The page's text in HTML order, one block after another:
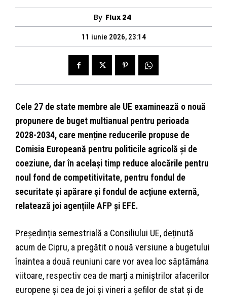
By Flux 24
11 iunie 2026, 23:14
Cele 27 de state membre ale UE examinează o nouă
propunere de buget multianual pentru perioada
2028-2034, care menține reducerile propuse de
Comisia Europeană pentru politicile agricolă și de
coeziune, dar în același timp reduce alocările pentru
noul fond de competitivitate, pentru fondul de
securitate și apărare și fondul de acțiune externă,
relatează joi agențiile AFP și EFE.
Președinția semestrială a Consiliului UE, deținută
acum de Cipru, a pregătit o nouă versiune a bugetului
înaintea a două reuniuni care vor avea loc săptămâna
viitoare, respectiv cea de marți a miniștrilor afacerilor
europene și cea de joi și vineri a șefilor de stat și de